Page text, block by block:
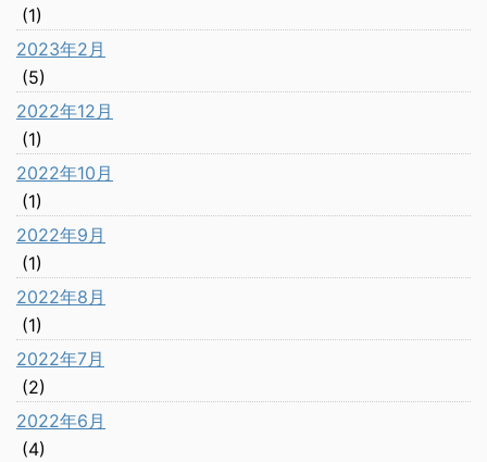
(1)
2023年2月
(5)
2022年12月
(1)
2022年10月
(1)
2022年9月
(1)
2022年8月
(1)
2022年7月
(2)
2022年6月
(4)